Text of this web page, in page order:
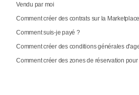
Vendu par moi
Comment créer des contrats sur la Marketplace
Comment suis-je payé ?
Comment créer des conditions générales
Comment créer des zones de réservation